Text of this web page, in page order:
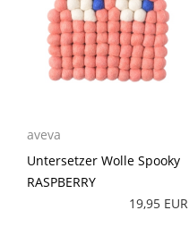
aveva
Untersetzer Wolle Spooky
RASPBERRY
19,95 EUR